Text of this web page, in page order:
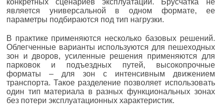
конкретных сценариев эксплуатации. Брусчатка не
является универсальной в одном формате, ее
параметры подбираются под тип нагрузки.
В практике применяются несколько базовых решений.
Облегченные варианты используются для пешеходных
зон и дворов, усиленные решения применяются для
парковок и подъездных путей, высокопрочные
форматы – для зон с интенсивным движением
транспорта. Такое разделение позволяет использовать
один тип материала в разных функциональных зонах
без потери эксплуатационных характеристик.